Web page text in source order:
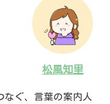
松風知里
なぐ、言葉の案内人